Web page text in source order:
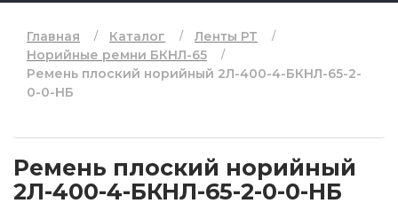
Главная Каталог
Ленты РТ
Норийные ремни БКНЛ-65
Ремень плоский норийный 2Л-400-4-БКНЛ-65-2-
0-0-НБ
Ремень плоский норийный
2Л-400-4-БКНЛ-65-2-0-0-НБ